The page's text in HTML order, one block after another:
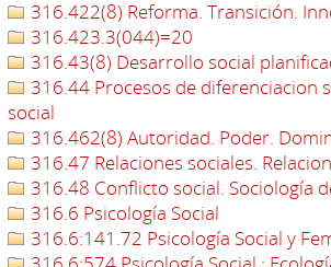
316.422(8) Reforma. Transición.
316.423.3(044)=20
316.43(8) Desarrollo social
316.44 Procesos de diferenciacion
social
316.462(8) Autoridad. Poder.
316.47 Relaciones sociales.
316.48 Conflicto social. Sociología
316.6 Psicología Social
316.6:141.72 Psicología Social y